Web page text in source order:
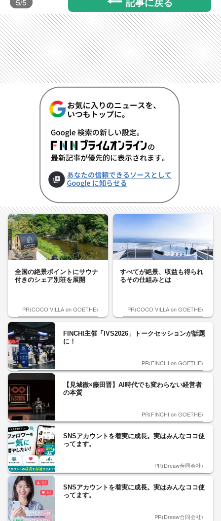
全国の絶景ポイントにサウナ
付きのシェア別荘を展開
PR(COCO VILLA on GOETHE)
すべてが絶景、収益も得られ
るその仕組みとは
PR(COCO VILLA on GOETHE)
FINCHI主催「IVS2026」トークセッションが話題
に！
PR(FINCHI on GOETHE)
【見城徹×藤田晋】AI時代でも変わらない経営者
の本質
PR(FINCHI on GOETHE)
SNSアカウントを着実に成長。実はみんなココ使
ってます。
PR(Dreaw合同会社)
SNSアカウントを着実に成長。実はみんなココ使
ってます。
PR(Dreaw合同会社)